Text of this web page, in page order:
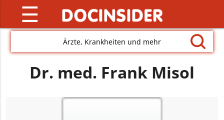
☰
Ärzte, Krankheiten und mehr
Dr. med. Frank Misol